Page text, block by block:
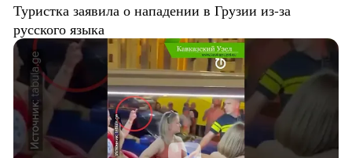
Туристка заявила о нападении в Грузии из-за
русского языка